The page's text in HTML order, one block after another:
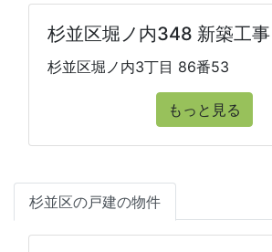
杉並区堀ノ内348 新築工事
杉並区堀ノ内3丁目 86番53
もっと見る
杉並区の戸建の物件